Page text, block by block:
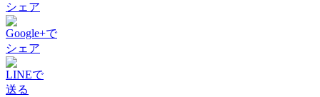
シェア
Google+で
シェア
LINEで
送る